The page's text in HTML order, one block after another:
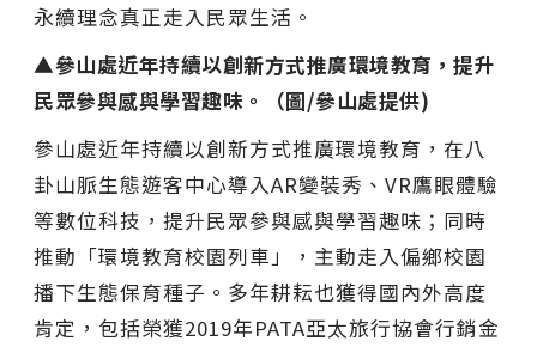
永續理念真正走入民眾生活。
▲參山處近年持續以創新方式推廣環境教育，提升
民眾參與感與學習趣味。（圖/參山處提供)
參山處近年持續以創新方式推廣環境教育，在八
卦山脈生態遊客中心導入AR變裝秀、VR鷹眼體驗
等數位科技，提升民眾參與感與學習趣味；同時
推動「環境教育校園列車」，主動走入偏鄉校園
播下生態保育種子。多年耕耘也獲得國內外高度
肯定，包括榮獲2019年PATA亞太旅行協會行銷金